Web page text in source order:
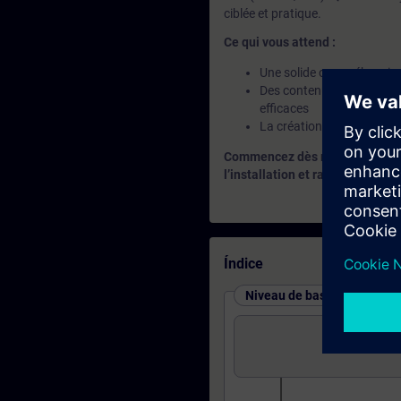
ciblée et pratique.
Ce qui vous attend :
Une solide
Des contenus orientés
efficaces
La création de blocs
Commencez dès maintenant
l’installation et raccourcit
Índice
Niveau de base : cours et